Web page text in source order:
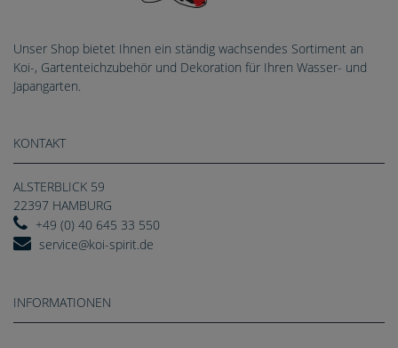
Unser Shop bietet Ihnen ein ständig wachsendes Sortiment an
Koi-, Gartenteichzubehör und Dekoration für Ihren Wasser- und
Japangarten.
KONTAKT
ALSTERBLICK 59
22397 HAMBURG
+49 (0) 40 645 33 550
service@koi-spirit.de
INFORMATIONEN